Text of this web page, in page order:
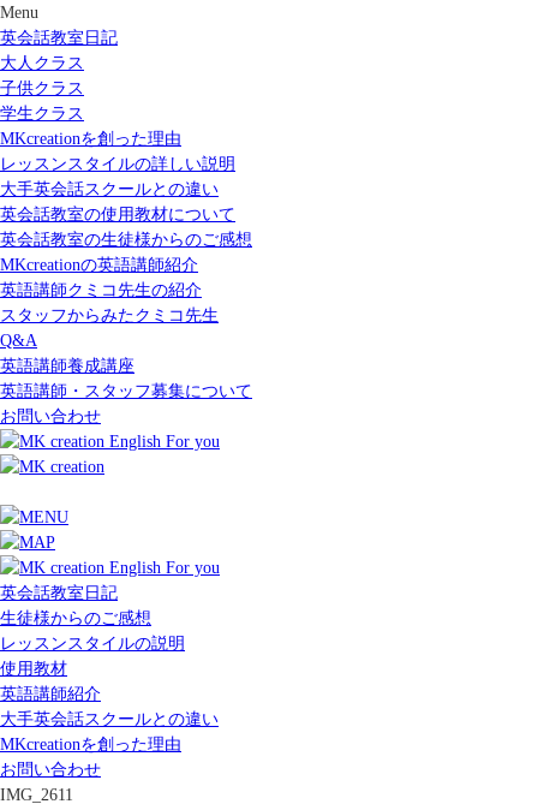
Menu
英会話教室日記
大人クラス
子供クラス
学生クラス
MKcreationを創った理由
レッスンスタイルの詳しい説明
大手英会話スクールとの違い
英会話教室の使用教材について
英会話教室の生徒様からのご感想
MKcreationの英語講師紹介
英語講師クミコ先生の紹介
スタッフからみたクミコ先生
Q&A
英語講師養成講座
英語講師・スタッフ募集について
お問い合わせ
英会話教室日記
生徒様からのご感想
レッスンスタイルの説明
使用教材
英語講師紹介
大手英会話スクールとの違い
MKcreationを創った理由
お問い合わせ
IMG_2611